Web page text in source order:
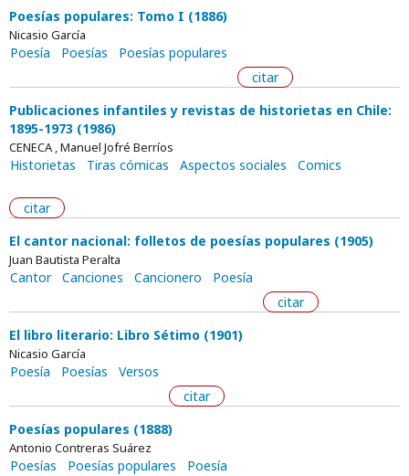
Poesías populares: Tomo I (1886)
Nicasio García
Poesía Poesías
Poesías populares
citar
Publicaciones infantiles y revistas de historietas en Chile:
1895-1973 (1986)
CENECA , Manuel Jofré Berríos
Historietas Tiras cómicas Aspectos sociales Comics
citar
El cantor nacional: folletos de poesías populares (1905)
Juan Bautista Peralta
Cantor Canciones Cancionero
Poesía
citar
El libro literario: Libro Sétimo (1901)
Nicasio García
Poesía Poesías
Versos
citar
Poesías populares (1888)
Antonio Contreras Suárez
Poesías Poesías populares
Poesía